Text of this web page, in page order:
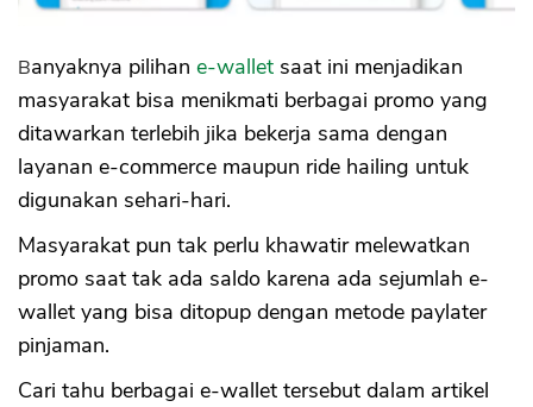
Banyaknya pilihan e-wallet saat ini menjadikan
masyarakat bisa menikmati berbagai promo yang
ditawarkan terlebih jika bekerja sama dengan
layanan e-commerce maupun ride hailing untuk
digunakan sehari-hari.
Masyarakat pun tak perlu khawatir melewatkan
promo saat tak ada saldo karena ada sejumlah e-
wallet yang bisa ditopup dengan metode paylater
pinjaman.
Cari tahu berbagai e-wallet tersebut dalam artikel